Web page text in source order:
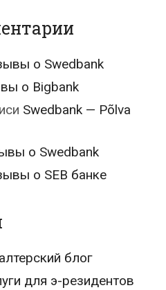
о Swedbank
о Bigbank
Swedbank — Põlva
о Swedbank
о SEB банке
блог
для э-резидентов